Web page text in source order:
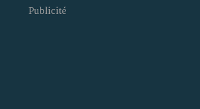
Publicité